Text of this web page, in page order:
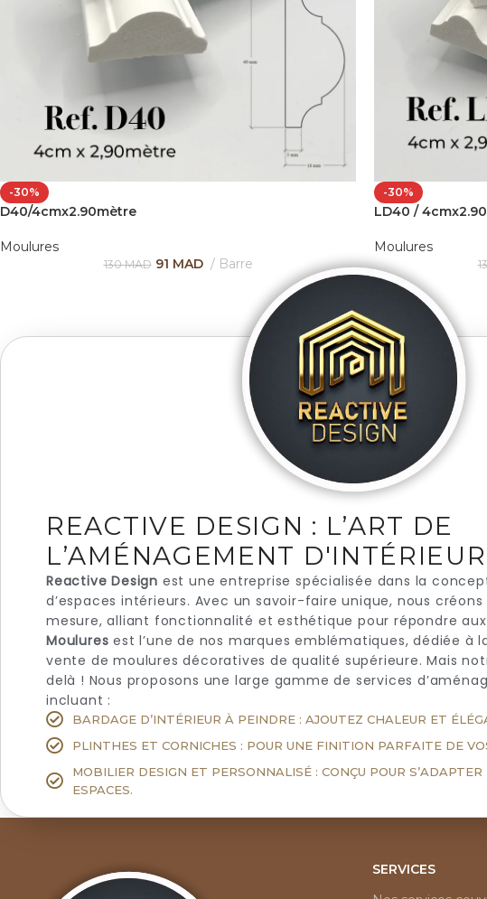
-30%
D40/4cmx2.90mètre
Moulures
130MAD 91 MAD Barre
-30%
LD40 /
Moulures
REACTIVE DESIGN : L’ART DE
L’AMÉNAGEMENT D'INTÉRIEUR
Reactive Design est une entreprise spécialisée dans la
d’espaces intérieurs. Avec un savoir-faire unique, nous
mesure, alliant fonctionnalité et esthétique pour répondre
Moulures est l’une de nos marques emblématiques, dédiée à
vente de moulures décoratives de qualité supérieure. Mais
delà ! Nous proposons une large gamme de services
incluant :
BARDAGE D’INTÉRIEUR À PEINDRE : AJOUTEZ CHALEUR ET
PLINTHES ET CORNICHES : POUR UNE FINITION PARFAITE DE
MOBILIER DESIGN ET PERSONNALISÉ : CONÇU POUR
ESPACES.
SERVICES